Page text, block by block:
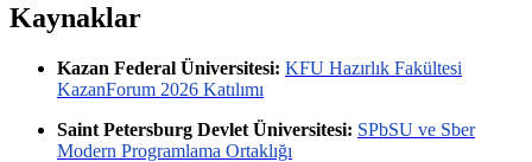
Kaynaklar
Kazan Federal Üniversitesi: KFU Hazırlık Fakültesi
KazanForum 2026 Katılımı
Saint Petersburg Devlet Üniversitesi: SPbSU ve Sber
Modern Programlama Ortaklığı